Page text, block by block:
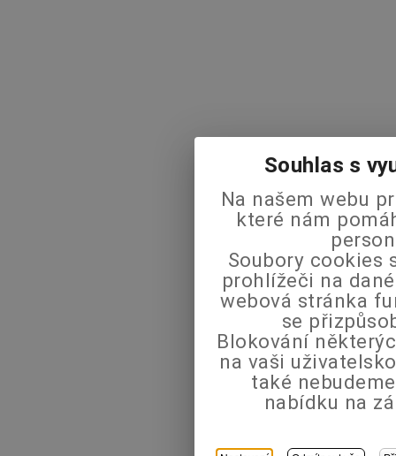
Souhlas s
Na našem webu
které nám
Soubory cookies
prohlížeči na
webová stránka
se
Blokování
na vaši
také
nabídku na